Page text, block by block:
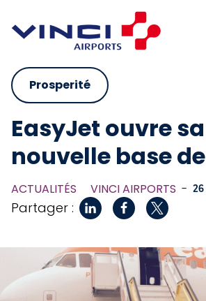
Prosperité
EasyJet ouvre sa
nouvelle base
ACTUALITÉS VINCI AIRPORTS - 26
Partager :